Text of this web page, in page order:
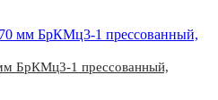
БрКМц3-1 прессованный,